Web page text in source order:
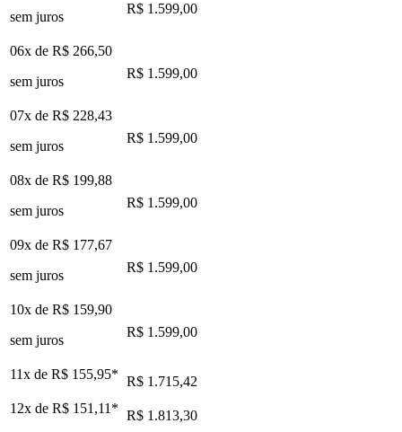
sem juros
R$ 1.599,00
06x de R$ 266,50
sem juros
R$ 1.599,00
07x de R$ 228,43
sem juros
R$ 1.599,00
08x de R$ 199,88
sem juros
R$ 1.599,00
09x de R$ 177,67
sem juros
R$ 1.599,00
10x de R$ 159,90
sem juros
R$ 1.599,00
11x de R$ 155,95* R$ 1.715,42
12x de R$ 151,11* R$ 1.813,30